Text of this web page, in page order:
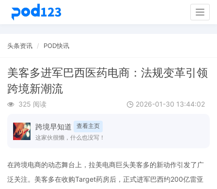
头条资讯 POD快讯
美客多进军巴西医药电商：法规变革引领
跨境新潮流
325 阅读 2026-01-30 13:44:02
跨境早知道
查看主页
这家伙很懒，什么也没写！
在跨境电商的动态舞台上，拉美电商巨头美客多的新动作引发了广
泛关注。美客多在收购Target药房后，正式进军巴西约200亿雷亚